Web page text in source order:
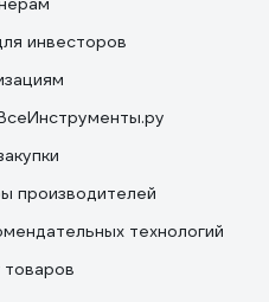
инвесторов
производителей
технологий
товаров